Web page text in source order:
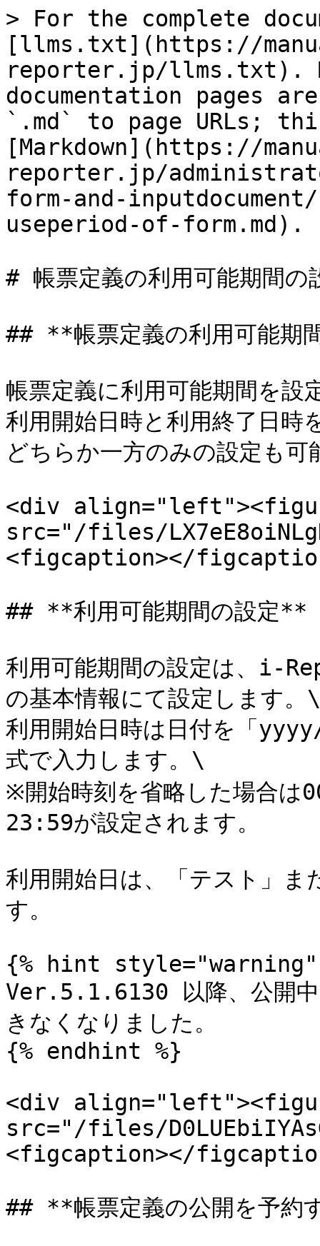
> For the complete
[llms.txt](https://
reporter.jp/llms.txt).
documentation pages
`.md` to page URLs;
[Markdown](https://
reporter.jp/
form-and-
useperiod-of-form.md).
# 帳票定義の利用可能期間の
## **帳票定義の利用可能期
帳票定義に利用可能期間を
利用開始日時と利用終了日
どちらか一方のみの設定も可
<div
src="/files/
<figcaption></
## **利用可能期間の設定**
利用可能期間の設定は、i-
の基本情報にて設定します。\
利用開始日時は日付を「
式で入力します。\
※開始時刻を省略した場合は
23:59が設定されます。
利用開始日は、「テスト」ま
す。
{% hint style="warning"
Ver.5.1.6130 以降、公開中
きなくなりました。
{% endhint %}
<div
src="/files/
<figcaption></
## **帳票定義の公開を予約